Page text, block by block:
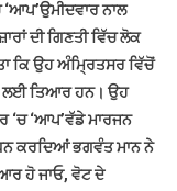
ਅਜਨਾਲਾ
ਮਜੀਠਾ
ਵਿੱਚ
ਕੁਲਦੀਪ
ਧਾਲੀਵਾਲ
ਲਈ
‘ਆਪ’ਉਮੀਦਵਾਰ ਨਾਲ
ਦੀ ਗਿਣਤੀ ਵਿੱਚ ਲੋਕ
ਕਿ ਉਹ ਅੰਮ੍ਰਿਤਸਰ ਵਿੱਚੋਂ
ਲਈ ਤਿਆਰ ਹਨ। ਉਹ
‘ਚ ‘ਆਪ’ਵੱਡੇ ਮਾਰਜਨ
ਕਰਦਿਆਂ ਭਗਵੰਤ ਮਾਨ ਨੇ
ਹੋ ਜਾਓ, ਵੋਟ ਦੇ